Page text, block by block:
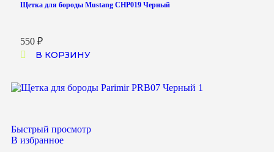
Щетка для бороды Mustang CHP019 Черный
550 ₽
В КОРЗИНУ
Быстрый просмотр
В избранное